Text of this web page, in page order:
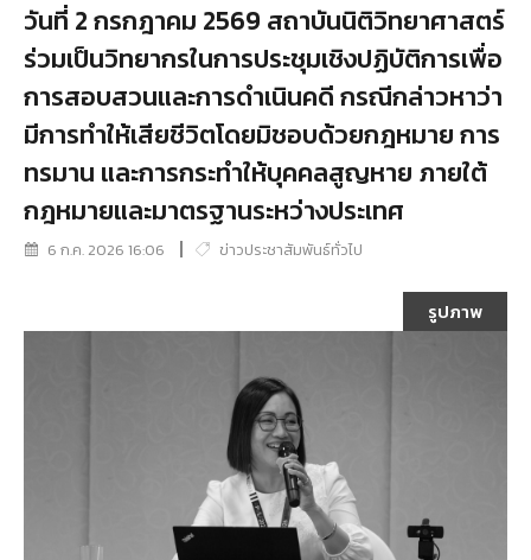
วันที่ 2 กรกฎาคม 2569 สถาบันนิติวิทยาศาสตร์
ร่วมเป็นวิทยากรในการประชุมเชิงปฏิบัติการเพื่อ
การสอบสวนและการดำเนินคดี กรณีกล่าวหาว่า
มีการทำให้เสียชีวิตโดยมิชอบด้วยกฎหมาย การ
ทรมาน และการกระทำให้บุคคลสูญหาย ภายใต้
กฎหมายและมาตรฐานระหว่างประเทศ
6 ก.ค. 2026 16:06 ข่าวประชาสัมพันธ์ทั่วไป
รูปภาพ